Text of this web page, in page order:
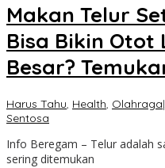
Makan Telur
Bisa Bikin Otot
Besar?
Harus Tahu, Health, Olahraga|
Sentosa
Info Beregam – Telur adalah
sering ditemukan